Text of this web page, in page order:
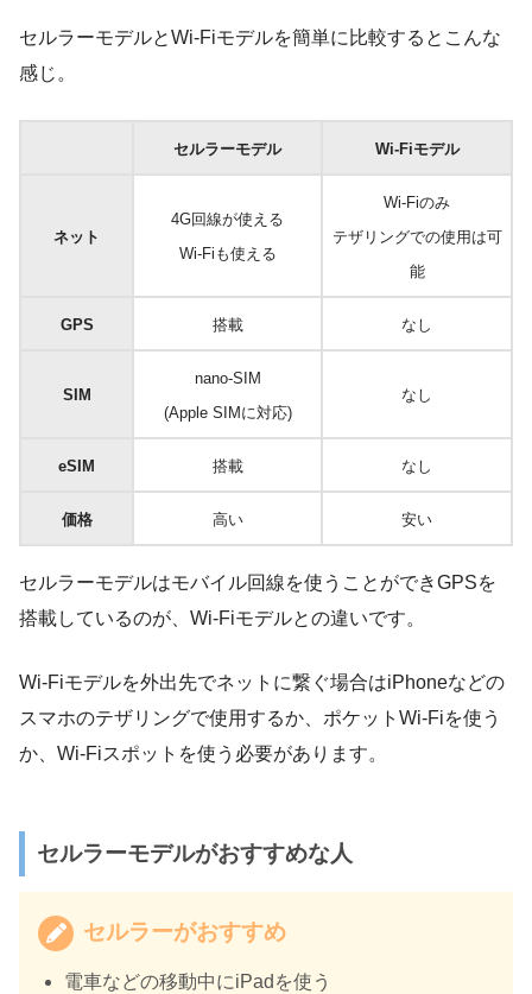
セルラーモデルとWi-Fiモデルを簡単に比較するとこんな
感じ。
セルラーモデル Wi-Fiモデル
ネット
4G回線が使える
Wi-Fiも使える
Wi-Fiのみ
テザリングでの使用は可
能
GPS 搭載 なし
SIM
nano-SIM
(Apple SIMに対応)
なし
eSIM 搭載 なし
価格 高い 安い
セルラーモデルはモバイル回線を使うことができGPSを
搭載しているのが、Wi-Fiモデルとの違いです。
Wi-Fiモデルを外出先でネットに繋ぐ場合はiPhoneなどの
スマホのテザリングで使用するか、ポケットWi-Fiを使う
か、Wi-Fiスポットを使う必要があります。
セルラーモデルがおすすめな人
セルラーがおすすめ
電車などの移動中にiPadを使う